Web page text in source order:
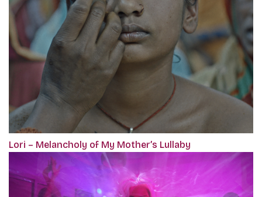
Lori – Melancholy of My Mother’s Lullaby